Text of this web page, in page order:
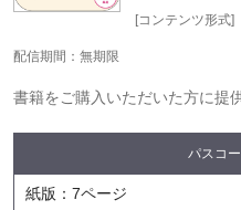
[コンテンツ形式]
配信期間：無期限
書籍をご購入いただいた方に提
パスコ
紙版：7ページ